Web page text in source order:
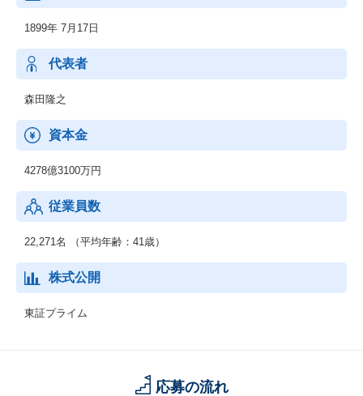
製造業、流通・サービス業、金融業などの民需向けにITソリュー
ションを提供し、お客さまの新サービス立ち上げなどに貢献して
います。最先端のデジタル技術を活用し、お客さまとの共創を通
じて、人やモノ、プロセスを企業・産業の枠を超えてつなぎ、バ
リューチェーン全体で新たな価値を生み出します。
◆ネットワークサービス事業
通信事業者向けに、ネットワーク構築に必要な機器や運用管理の
に、IoT/5G時代に向けてネットワークへのニーズが多様化する
中、テレコムキャリア市場で培ったネットワークの強みをサービ
スプロバイダや製造業、流通・サービス業、自治体などの市場に
展開していきます。
海外市場を対象として、セーファーシティ（パブリックセーフテ
ィ、デジタル・ガバメント、デジタル・ファイナンス）、サービ
スプロバイダ向けソフトウェア・サービス、海洋システムなどを
提供しています。AI、IoT関連の先端技術を活用し、安全・安心で
1899年 7月17日
代表者
森田隆之
資本金
4278億3100万円
従業員数
22,271名 （平均年齢：41歳）
株式公開
東証プライム
応募の流れ